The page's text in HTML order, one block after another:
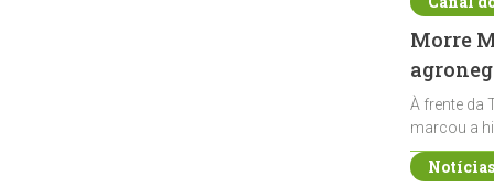
Morre
À frente da
marcou a